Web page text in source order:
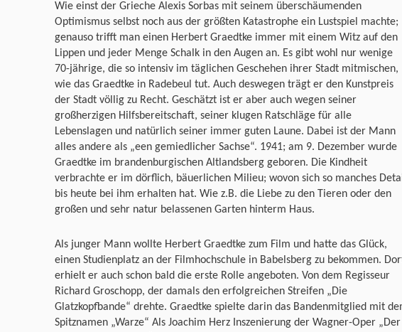
Wie einst der Grieche Alexis Sorbas mit seinem überschäumenden
Optimismus selbst noch aus der größten Katastrophe ein Lustspiel machte;
genauso trifft man einen Herbert Graedtke immer mit einem Witz auf den
Lippen und jeder Menge Schalk in den Augen an. Es gibt wohl nur wenige
70-jährige, die so intensiv im täglichen Geschehen ihrer Stadt mitmischen,
wie das Graedtke in Radebeul tut. Auch deswegen trägt er den Kunstpreis
der Stadt völlig zu Recht. Geschätzt ist er aber auch wegen seiner
großherzigen Hilfsbereitschaft, seiner klugen Ratschläge für alle
Lebenslagen und natürlich seiner immer guten Laune. Dabei ist der Mann
alles andere als „een gemiedlicher Sachse“. 1941; am 9. Dezember wurde
Graedtke im brandenburgischen Altlandsberg geboren. Die Kindheit
verbrachte er im dörflich, bäuerlichen Milieu; wovon sich so manches
bis heute bei ihm erhalten hat. Wie z.B. die Liebe zu den Tieren oder den
großen und sehr natur belassenen Garten hinterm Haus.
Als junger Mann wollte Herbert Graedtke zum Film und hatte das Glück,
einen Studienplatz an der Filmhochschule in Babelsberg zu bekommen.
erhielt er auch schon bald die erste Rolle angeboten. Von dem Regisseur
Richard Groschopp, der damals den erfolgreichen Streifen „Die
Glatzkopfbande“ drehte. Graedtke spielte darin das Bandenmitglied mit
Spitznamen „Warze“ Als Joachim Herz Inszenierung der Wagner-Oper „Der